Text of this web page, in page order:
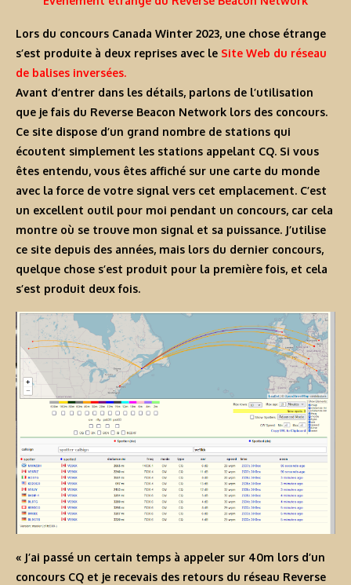
Lors du concours Canada Winter 2023, une chose étrange
s’est produite à deux reprises avec le Site Web du réseau
de balises inversées.
Avant d’entrer dans les détails, parlons de l’utilisation
que je fais du Reverse Beacon Network lors des concours.
Ce site dispose d’un grand nombre de stations qui
écoutent simplement les stations appelant CQ. Si vous
êtes entendu, vous êtes affiché sur une carte du monde
avec la force de votre signal vers cet emplacement. C’est
un excellent outil pour moi pendant un concours, car cela
montre où se trouve mon signal et sa puissance. J’utilise
ce site depuis des années, mais lors du dernier concours,
quelque chose s’est produit pour la première fois, et cela
s’est produit deux fois.
« J’ai passé un certain temps à appeler sur 40m lors d’un
concours CQ et je recevais des retours du réseau Reverse